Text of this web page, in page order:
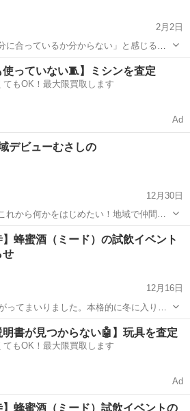
2月2日
に合っているか分からない」と感じるこ
ントは、パーソナルカラーや骨格診断を
びで迷わなくなる“方向性”を知るための
駅 セミナー
使っていない🧵】ミシンを査定
てもOK！最大限買取します
Ad
デビューむさしの
12月30日
れから何かをはじめたい！地域で仲間を
と充実させたい！そんな皆さんを応援す
」「地域活動」「趣味」の4テーマを軸
ゃべりしな...
駅 セミナー キッカケ
】蜂蜜酒（ミード）の試飲イベント
せ
12月16日
ってまいりました。本格的に冬に入りま
見駅 セミナー 会場
明書が見つからない🤖】玩具を査定
てもOK！最大限買取します
Ad
】蜂蜜酒（ミード）試飲イベントの